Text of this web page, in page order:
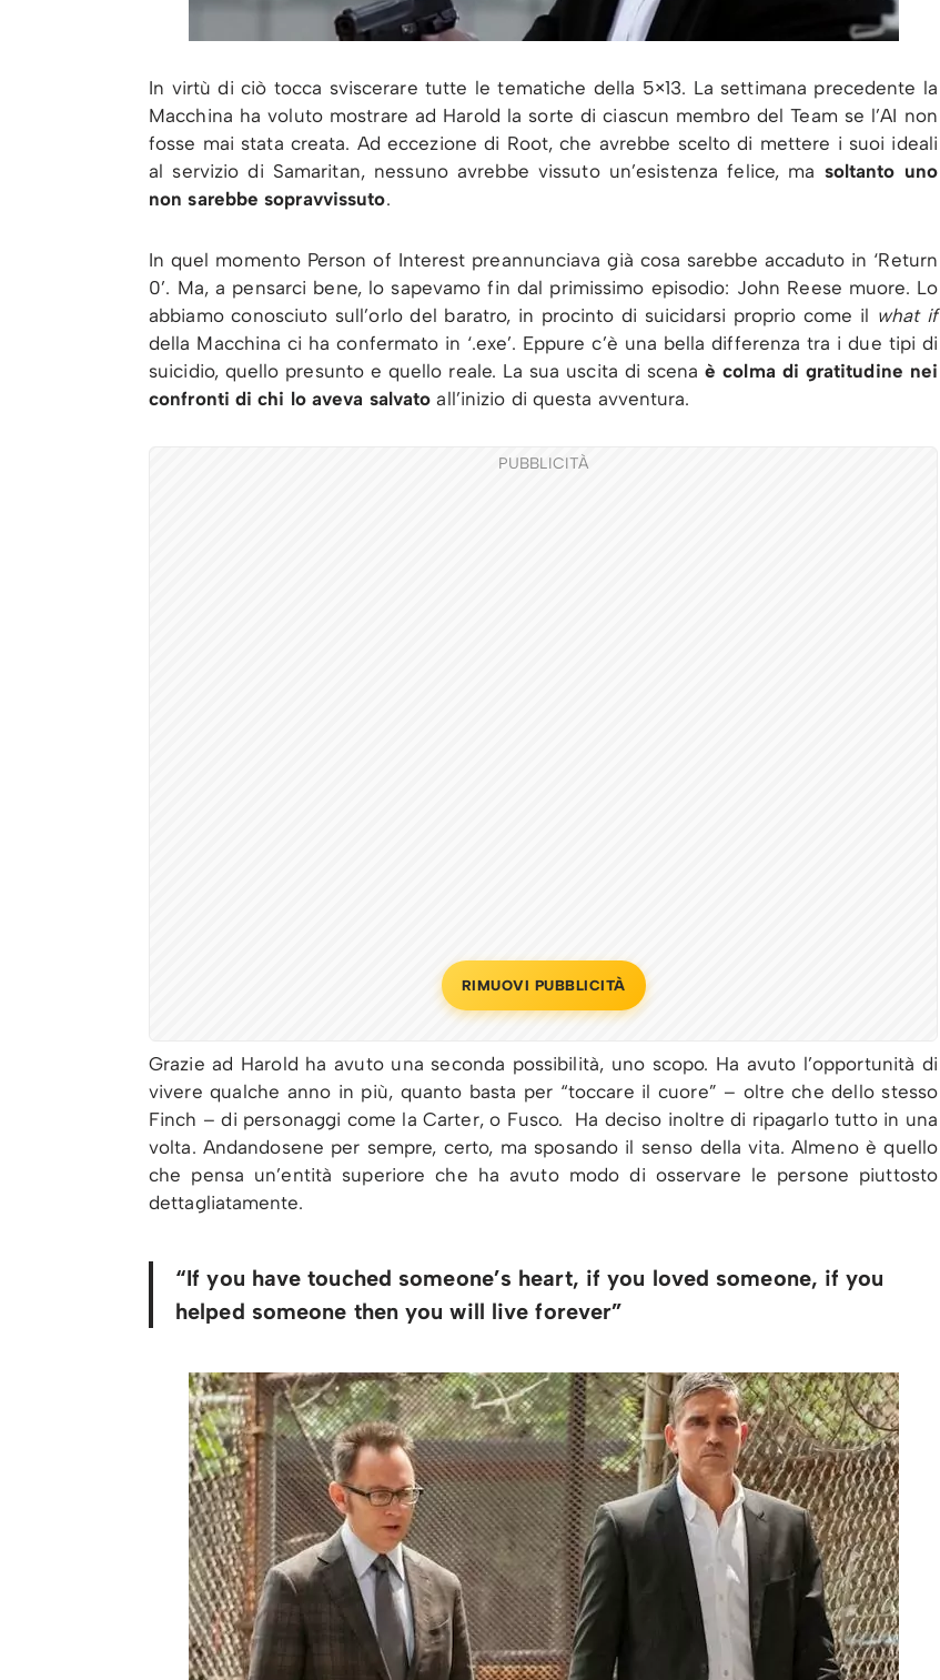
In virtù di ciò tocca sviscerare tutte le tematiche della 5×13. La settimana precedente la
Macchina ha voluto mostrare ad Harold la sorte di ciascun membro del Team se l’AI non
fosse mai stata creata. Ad eccezione di Root, che avrebbe scelto di mettere i suoi ideali
al servizio di Samaritan, nessuno avrebbe vissuto un’esistenza felice, ma soltanto uno
non sarebbe sopravvissuto.
In quel momento Person of Interest preannunciava già cosa sarebbe accaduto in ‘Return
0’. Ma, a pensarci bene, lo sapevamo fin dal primissimo episodio: John Reese muore. Lo
abbiamo conosciuto sull’orlo del baratro, in procinto di suicidarsi proprio come il what if
della Macchina ci ha confermato in ‘.exe’. Eppure c’è una bella differenza tra i due tipi di
suicidio, quello presunto e quello reale. La sua uscita di scenaè colma di gratitudine nei
confronti di chi lo aveva salvato all’inizio di questa avventura.
PUBBLICITÀ
RIMUOVI PUBBLICITÀ
Grazie ad Harold ha avuto una seconda possibilità, uno scopo. Ha avuto l’opportunità di
vivere qualche anno in più, quanto basta per “toccare il cuore” – oltre che dello stesso
Finch – di personaggi come la Carter, o Fusco. Ha deciso inoltre di ripagarlo tutto in una
volta. Andandosene per sempre, certo, ma sposando il senso della vita. Almeno è quello
che pensa un’entità superiore che ha avuto modo di osservare le persone piuttosto
dettagliatamente.
“If you have touched someone’s heart, if you loved someone, if you
helped someone then you will live forever”